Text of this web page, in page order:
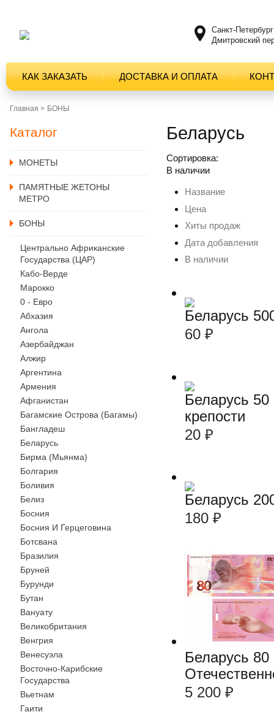
Санкт-Петербург
Дмитровский
КАК ЗАКАЗАТЬ ДОСТАВКА И ОПЛАТА
Главная > БОНЫ
Каталог
MОНЕТЫ
ПАМЯТНЫЕ ЖЕТОНЫ
МЕТРО
БОНЫ
Центрально Африканские
Государства (ЦАР)
Кабо-Верде
Марокко
0 - Евро
Абхазия
Ангола
Азербайджан
Алжир
Аргентина
Армения
Афганистан
Багамские Острова (Багамы)
Бангладеш
Беларусь
Бирма (Мьянма)
Болгария
Боливия
Белиз
Босния
Босния И Герцеговина
Ботсвана
Бразилия
Бруней
Бурунди
Бутан
Вануату
Великобритания
Венгрия
Венесуэла
Восточно-Карибские
Государства
Вьетнам
Гаити
Беларусь
Сортировка:
В наличии
Название
Цена
Хиты продаж
Дата добавления
В наличии
Беларусь
60 ₽
Беларусь
крепости
20 ₽
Беларусь
180 ₽
Беларусь
5 200 ₽